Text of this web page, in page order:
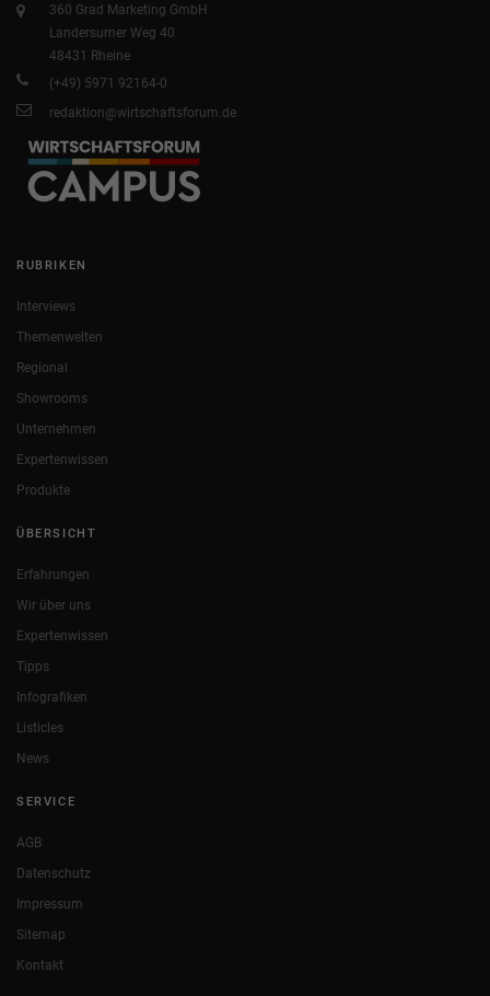
360 Grad Marketing GmbH
Landersumer Weg 40
48431 Rheine
(+49) 5971 92164-0
redaktion@wirtschaftsforum.de
RUBRIKEN
Interviews
Themenwelten
Regional
Showrooms
Unternehmen
Expertenwissen
Produkte
ÜBERSICHT
Erfahrungen
Wir über uns
Expertenwissen
Tipps
Infografiken
Listicles
News
SERVICE
AGB
Datenschutz
Impressum
Sitemap
Kontakt